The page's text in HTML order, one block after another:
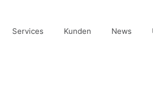
Services Kunden News